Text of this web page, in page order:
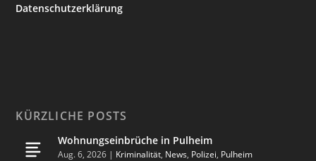
Datenschutzerklärung
KÜRZLICHE POSTS
Wohnungseinbrüche in Pulheim
Aug. 6, 2026 | Kriminalität, News, Polizei, Pulheim